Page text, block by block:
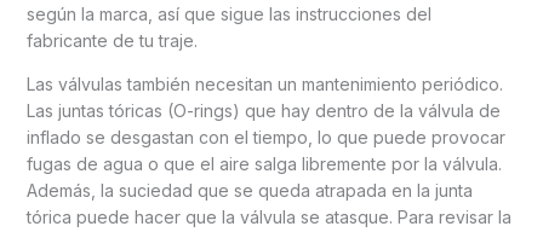
según la marca, así que sigue las instrucciones del
fabricante de tu traje.
Las válvulas también necesitan un mantenimiento periódico.
Las juntas tóricas (O-rings) que hay dentro de la válvula de
inflado se desgastan con el tiempo, lo que puede provocar
fugas de agua o que el aire salga libremente por la válvula.
Además, la suciedad que se queda atrapada en la junta
tórica puede hacer que la válvula se atasque. Para revisar la